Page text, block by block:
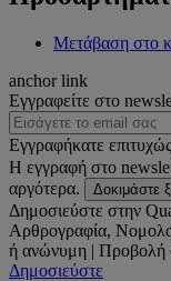
Μετάβαση στο
anchor link
Εγγραφείτε στο
Εγγραφήκατε
Η εγγραφή στο
αργότερα.
Δοκιμάστε
Δημοσιεύστε στην
Αρθρογραφία,
ή ανώνυμη | Προβολή
Δημοσιεύστε